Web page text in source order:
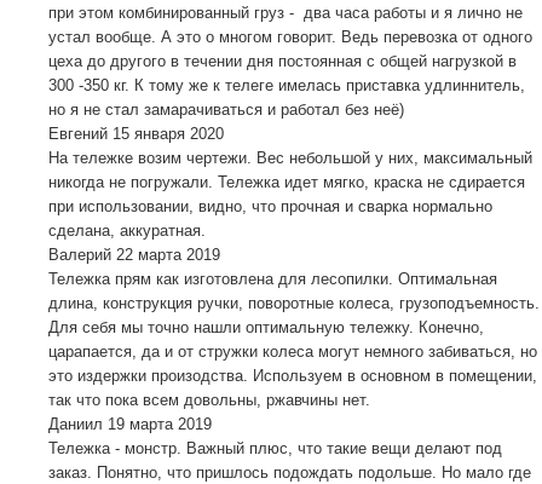
при этом комбинированный груз - два часа работы и я лично не
устал вообще. А это о многом говорит. Ведь перевозка от одного
цеха до другого в течении дня постоянная с общей нагрузкой в
300 -350 кг. К тому же к телеге имелась приставка удлиннитель,
но я не стал замарачиваться и работал без неё)
Евгений 15 января 2020
На тележке возим чертежи. Вес небольшой у них, максимальный
никогда не погружали. Тележка идет мягко, краска не сдирается
при использовании, видно, что прочная и сварка нормально
сделана, аккуратная.
Валерий 22 марта 2019
Тележка прям как изготовлена для лесопилки. Оптимальная
длина, конструкция ручки, поворотные колеса, грузоподъемность.
Для себя мы точно нашли оптимальную тележку. Конечно,
царапается, да и от стружки колеса могут немного забиваться, но
это издержки произодства. Используем в основном в помещении,
так что пока всем довольны, ржавчины нет.
Даниил 19 марта 2019
Тележка - монстр. Важный плюс, что такие вещи делают под
заказ. Понятно, что пришлось подождать подольше. Но мало где